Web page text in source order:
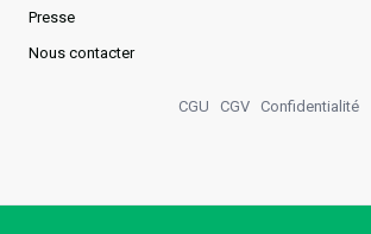
Presse
Nous contacter
CGU CGV Confidentialité